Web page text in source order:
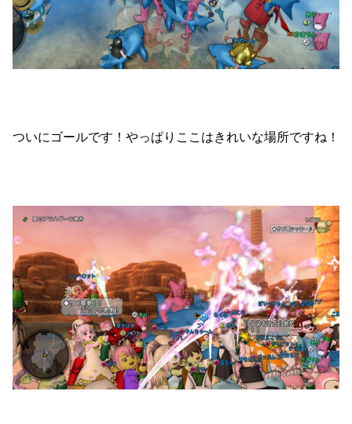
ついにゴールです！やっぱりここはきれいな場所ですね！